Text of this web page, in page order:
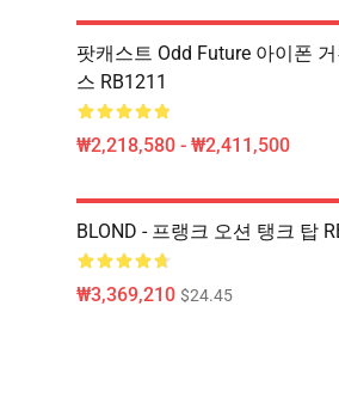
팟캐스트 Odd Future 아이폰
스 RB1211
₩2,218,580 - ₩2,411,500
BLOND - 프랭크 오션 탱크 탑
₩3,369,210 $24.45